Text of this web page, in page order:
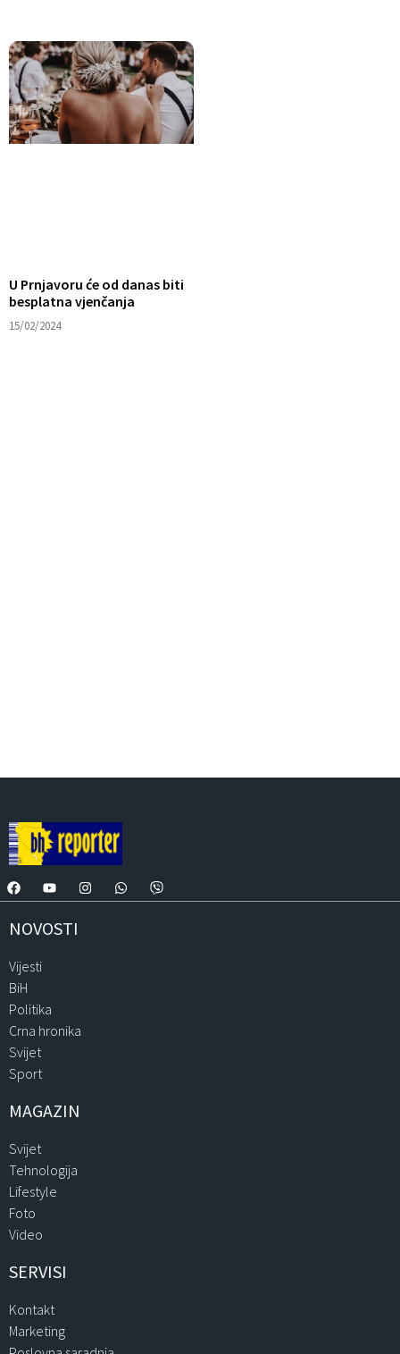
U Prnjavoru će od danas biti
besplatna vjenčanja
15/02/2024
NOVOSTI
Vijesti
BiH
Politika
Crna hronika
Svijet
Sport
MAGAZIN
Svijet
Tehnologija
Lifestyle
Foto
Video
SERVISI
Kontakt
Marketing